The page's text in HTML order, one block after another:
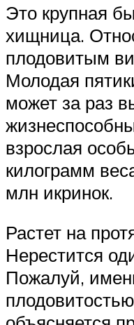
Это крупная
хищница.
плодовитым
Молодая
может за раз
взрослая
килограмм
млн икринок.
Растет на
Нерестится
Пожалуй,